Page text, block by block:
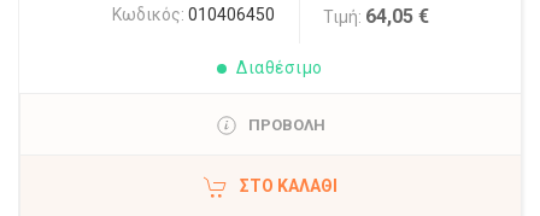
Κωδικός: 010406450 Τιμή: 64,05 €
Διαθέσιμο
ΠΡΟΒΟΛΗ
ΣΤΟ ΚΑΛΆΘΙ